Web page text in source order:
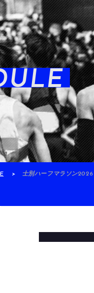
士別ハーフマラソン2026